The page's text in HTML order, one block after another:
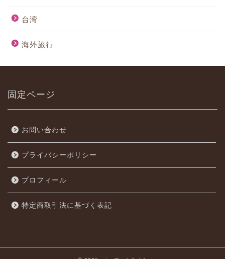
台湾
海外旅行
固定ページ
お問い合わせ
プライバシーポリシー
プロフィール
特定商取引法に基づく表記